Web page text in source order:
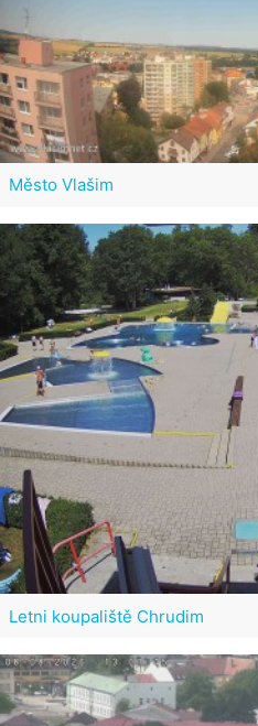
Město Vlašim
Letni koupaliště Chrudim